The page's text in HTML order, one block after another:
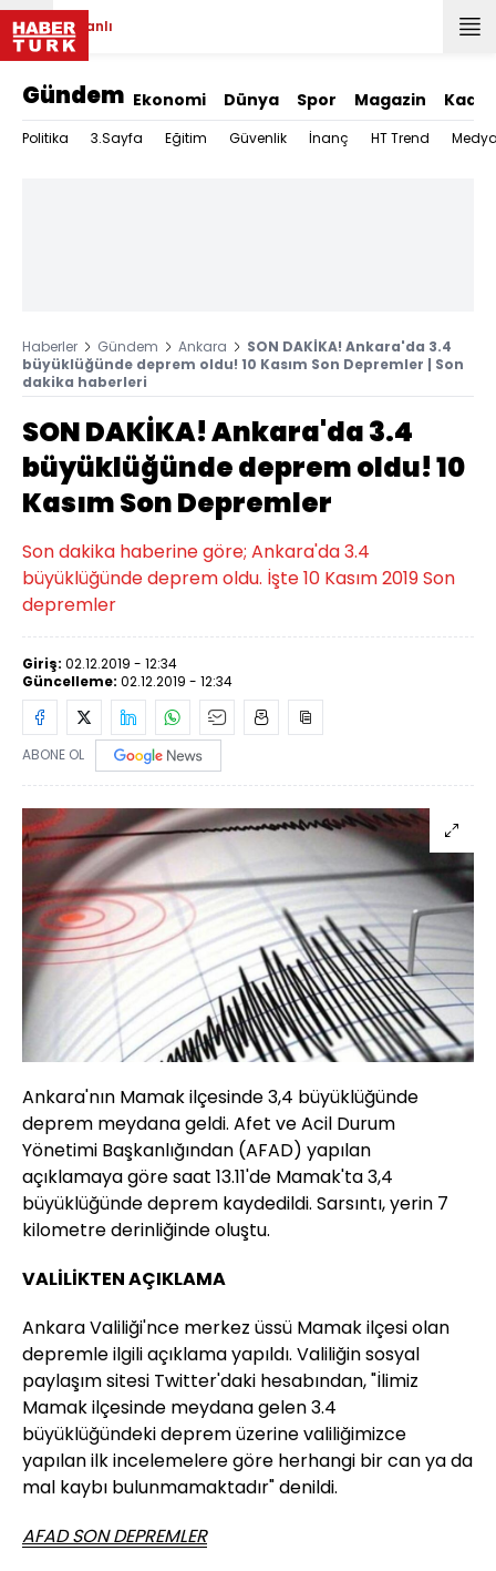
Canlı
Gündem Ekonomi Dünya Spor Magazin Kadın
Politika 3.Sayfa Eğitim Güvenlik İnanç HT Trend
Haberler Gündem Ankara
SON DAKİKA! Ankara'da 3.4
büyüklüğünde deprem oldu! 10 Kasım Son Depremler | Son
dakika haberleri
SON DAKİKA! Ankara'da 3.4
büyüklüğünde deprem oldu! 10
Kasım Son Depremler
Son dakika haberine göre; Ankara'da 3.4
büyüklüğünde deprem oldu. İşte 10 Kasım 2019 Son
depremler
Giriş: 02.12.2019 - 12:34
Güncelleme: 02.12.2019 - 12:34
ABONE OL
Ankara'nın Mamak ilçesinde 3,4 büyüklüğünde
deprem meydana geldi. Afet ve Acil Durum
Yönetimi Başkanlığından (AFAD) yapılan
açıklamaya göre saat 13.11'de Mamak'ta 3,4
büyüklüğünde deprem kaydedildi. Sarsıntı, yerin 7
kilometre derinliğinde oluştu.
VALİLİKTEN AÇIKLAMA
Ankara Valiliği'nce merkez üssü Mamak ilçesi olan
depremle ilgili açıklama yapıldı. Valiliğin sosyal
paylaşım sitesi Twitter'daki hesabından, "İlimiz
Mamak ilçesinde meydana gelen 3.4
büyüklüğündeki deprem üzerine valiliğimizce
yapılan ilk incelemelere göre herhangi bir can ya da
mal kaybı bulunmamaktadır" denildi.
AFAD SON DEPREMLER